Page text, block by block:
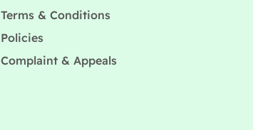
Terms & Conditions
Policies
Complaint & Appeals